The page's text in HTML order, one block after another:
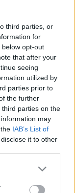
third parties, or
for
opt-out
that after your
seeing
utilized by
parties prior to
the further
parties on the
may
IAB’s List of
it to other
or more Google
You may click to